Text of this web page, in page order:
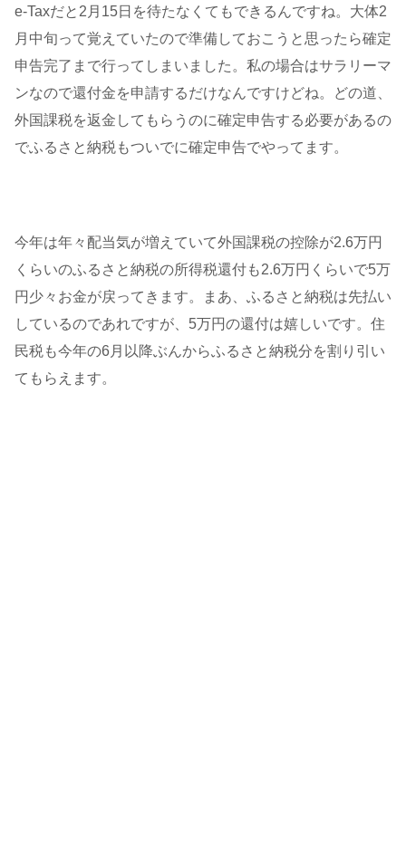
e-Taxだと2月15日を待たなくてもできるんですね。大体2
月中旬って覚えていたので準備しておこうと思ったら確定
申告完了まで行ってしまいました。私の場合はサラリーマ
ンなので還付金を申請するだけなんですけどね。どの道、
外国課税を返金してもらうのに確定申告する必要があるの
でふるさと納税もついでに確定申告でやってます。
今年は年々配当気が増えていて外国課税の控除が2.6万円
くらいのふるさと納税の所得税還付も2.6万円くらいで5万
円少々お金が戻ってきます。まあ、ふるさと納税は先払い
しているのであれですが、5万円の還付は嬉しいです。住
民税も今年の6月以降ぶんからふるさと納税分を割り引い
てもらえます。